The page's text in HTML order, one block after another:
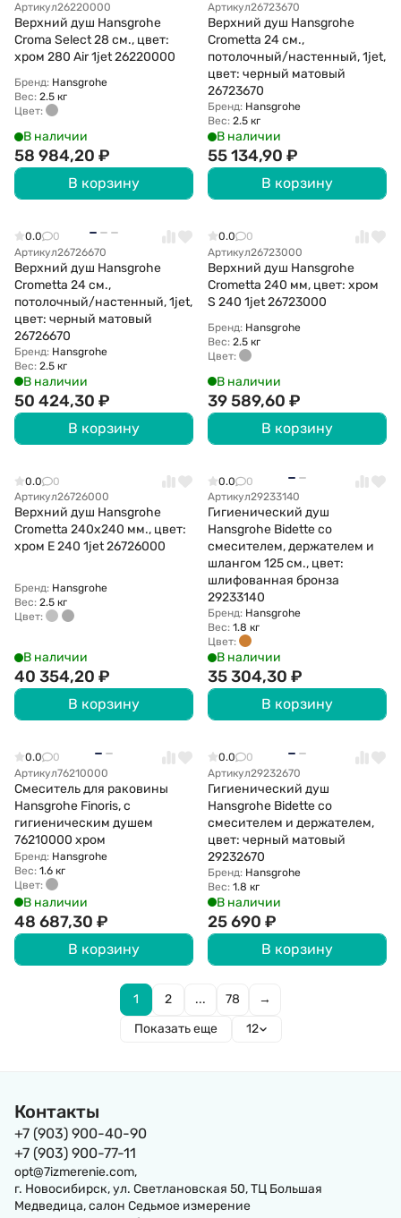
Артикул26220000
Верхний душ Hansgrohe
Croma Select 28 см., цвет:
хром 280 Аir 1jеt 26220000
Бренд: Hansgrohe
Вес: 2.5 кг
Цвет:
В наличии
58 984,20 ₽
В корзину
Артикул26723670
Верхний душ Hansgrohe
Crometta 24 см.,
потолочный/настенный, 1jеt,
цвет: черный матовый
26723670
Бренд: Hansgrohe
Вес: 2.5 кг
В наличии
55 134,90 ₽
В корзину
0.0
0
Артикул26726670
Верхний душ Hansgrohe
Crometta 24 см.,
потолочный/настенный, 1jеt,
цвет: черный матовый
26726670
Бренд: Hansgrohe
Вес: 2.5 кг
В наличии
50 424,30 ₽
В корзину
0.0
0
Артикул26723000
Верхний душ Hansgrohe
Crometta 240 мм, цвет: хром
S 240 1jеt 26723000
Бренд: Hansgrohe
Вес: 2.5 кг
Цвет:
В наличии
39 589,60 ₽
В корзину
0.0
0
Артикул26726000
Верхний душ Hansgrohe
Crometta 240х240 мм., цвет:
хром Е 240 1jеt 26726000
Бренд: Hansgrohe
Вес: 2.5 кг
Цвет:
В наличии
40 354,20 ₽
В корзину
0.0
0
Артикул29233140
Гигиенический душ
Hansgrohe Bidette со
смесителем, держателем и
шлангом 125 см., цвет:
шлифованная бронза
29233140
Бренд: Hansgrohe
Вес: 1.8 кг
Цвет:
В наличии
35 304,30 ₽
В корзину
0.0
0
Артикул76210000
Смеситель для раковины
Hansgrohe Finoris, с
гигиеническим душем
76210000 хром
Бренд: Hansgrohe
Вес: 1.6 кг
Цвет:
В наличии
48 687,30 ₽
В корзину
0.0
0
Артикул29232670
Гигиенический душ
Hansgrohe Bidette со
смесителем и держателем,
цвет: черный матовый
29232670
Бренд: Hansgrohe
Вес: 1.8 кг
В наличии
25 690 ₽
В корзину
1 2 ... 78
→
Показать еще
12
Контакты
+7 (903) 900-40-90
+7 (903) 900-77-11
opt@7izmerenie.com,
г. Новосибирск, ул. Светлановская 50, ТЦ Большая
Медведица, салон Седьмое измерение